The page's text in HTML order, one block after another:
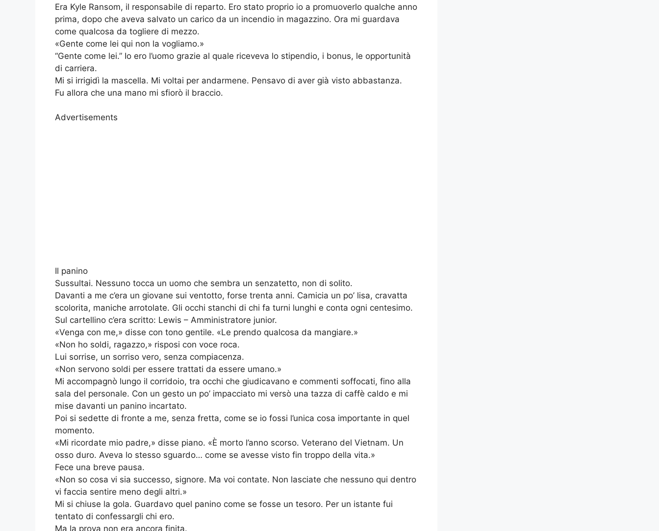
Era Kyle Ransom, il responsabile di reparto. Ero stato proprio io a promuoverlo qualche anno
prima, dopo che aveva salvato un carico da un incendio in magazzino. Ora mi guardava
come qualcosa da togliere di mezzo.
«Gente come lei qui non la vogliamo.»
“Gente come lei.” Io ero l’uomo grazie al quale riceveva lo stipendio, i bonus, le opportunità
di carriera.
Mi si irrigidì la mascella. Mi voltai per andarmene. Pensavo di aver già visto abbastanza.
Fu allora che una mano mi sfiorò il braccio.
Advertisements
Il panino
Sussultai. Nessuno tocca un uomo che sembra un senzatetto, non di solito.
Davanti a me c’era un giovane sui ventotto, forse trenta anni. Camicia un po’ lisa, cravatta
scolorita, maniche arrotolate. Gli occhi stanchi di chi fa turni lunghi e conta ogni centesimo.
Sul cartellino c’era scritto: Lewis – Amministratore junior.
«Venga con me,» disse con tono gentile. «Le prendo qualcosa da mangiare.»
«Non ho soldi, ragazzo,» risposi con voce roca.
Lui sorrise, un sorriso vero, senza compiacenza.
«Non servono soldi per essere trattati da essere umano.»
Mi accompagnò lungo il corridoio, tra occhi che giudicavano e commenti soffocati, fino alla
sala del personale. Con un gesto un po’ impacciato mi versò una tazza di caffè caldo e mi
mise davanti un panino incartato.
Poi si sedette di fronte a me, senza fretta, come se io fossi l’unica cosa importante in quel
momento.
«Mi ricordate mio padre,» disse piano. «È morto l’anno scorso. Veterano del Vietnam. Un
osso duro. Aveva lo stesso sguardo… come se avesse visto fin troppo della vita.»
Fece una breve pausa.
«Non so cosa vi sia successo, signore. Ma voi contate. Non lasciate che nessuno qui dentro
vi faccia sentire meno degli altri.»
Mi si chiuse la gola. Guardavo quel panino come se fosse un tesoro. Per un istante fui
tentato di confessargli chi ero.
Ma la prova non era ancora finita.